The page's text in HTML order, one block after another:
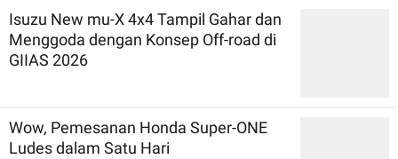
Isuzu New mu-X 4x4 Tampil Gahar dan
Menggoda dengan Konsep Off-road di
GIIAS 2026
Wow, Pemesanan Honda Super-ONE
Ludes dalam Satu Hari